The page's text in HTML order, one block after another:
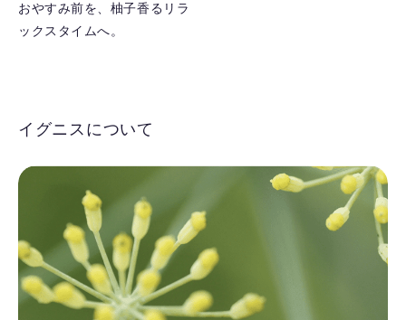
おやすみ前を、柚子香るリラ
ックスタイムへ。
イグニスについて